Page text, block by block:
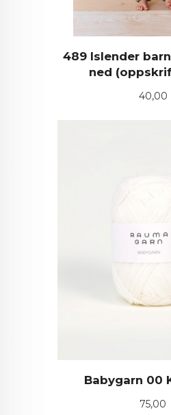
489 Islender
ned
Pris
40,00
Babygarn 00
Pris
75,00